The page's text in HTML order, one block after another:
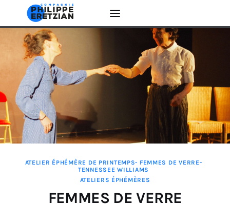
Accueil
Actualité
Créations
EDUCATION ARTISTIQUE
ATELIER ÉPHÉMÈRE DE PRINTEMPS- FEMMES DE VERRE-
TENNESSEE WILLIAMS
ATELIERS ÉPHÉMÈRES
FEMMES DE VERRE